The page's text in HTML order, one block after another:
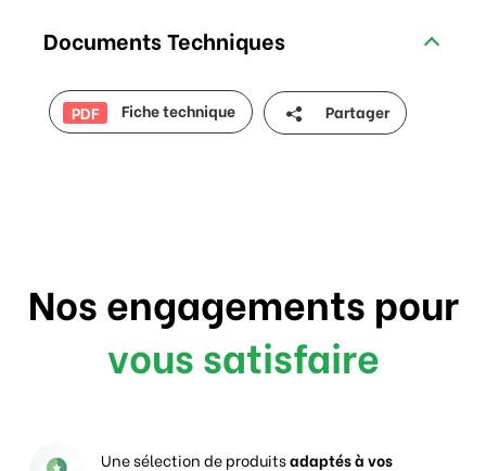
Documents Techniques
PDF Fiche technique Partager
Nos engagements pour
vous satisfaire
Une sélection de produitsadaptés à vos